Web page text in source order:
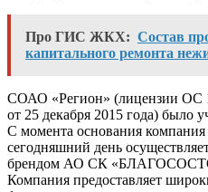
Про ГИС ЖКХ: Состав
капитального ремонта
СОАО «Регион» (лицензии ОС
от 25 декабря 2015 года) было
С момента основания
сегодняшний день
брендом АО СК
Компания предоставляет